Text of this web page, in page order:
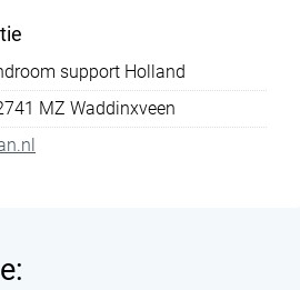
support Holland
MZ Waddinxveen